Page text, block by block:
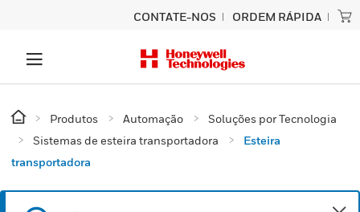
CONTATE-NOS ORDEM RÁPIDA
Produtos Automação
Soluções por Tecnologia
Sistemas de esteira transportadora
Esteira
transportadora